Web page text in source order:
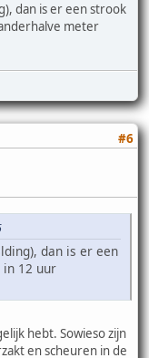
dan is er een strook
meter
#6
dan is er een
in 12 uur
hebt. Sowieso zijn
en scheuren in de